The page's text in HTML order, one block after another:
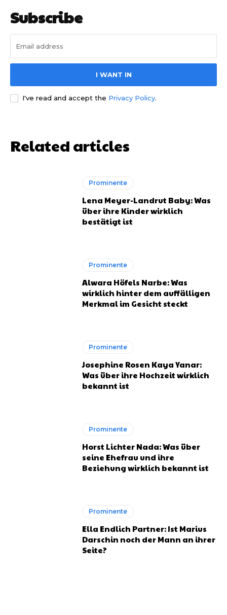
Subscribe
I WANT IN
I've read and accept the Privacy Policy.
Related articles
Prominente
Lena Meyer-Landrut Baby: Was
über ihre Kinder wirklich
bestätigt ist
Prominente
Alwara Höfels Narbe: Was
wirklich hinter dem auffälligen
Merkmal im Gesicht steckt
Prominente
Josephine Rosen Kaya Yanar:
Was über ihre Hochzeit wirklich
bekannt ist
Prominente
Horst Lichter Nada: Was über
seine Ehefrau und ihre
Beziehung wirklich bekannt ist
Prominente
Ella Endlich Partner: Ist Marius
Darschin noch der Mann an ihrer
Seite?